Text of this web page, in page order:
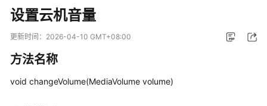
最
新
动
品
设置云机音量
更新时间： 2026-04-10 GMT+08:00
方法名称
void changeVolume(MediaVolume volume)